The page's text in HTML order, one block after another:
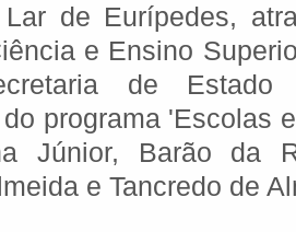
Lar de Eurípedes,
e Ensino
de Estado
programa 'Escolas
Júnior, Barão da
e Tancredo de